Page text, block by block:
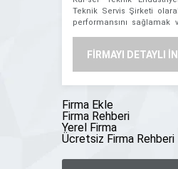
Teknik Servis Şirketi
performansını sağlamak
hizmetleri sunan bir
ekibimizle, siz değerli
[…]
FİRMAYI DETAYLI
Firma Ekle
Firma Rehberi
Yerel Firma
Ücretsiz Firma Rehberi